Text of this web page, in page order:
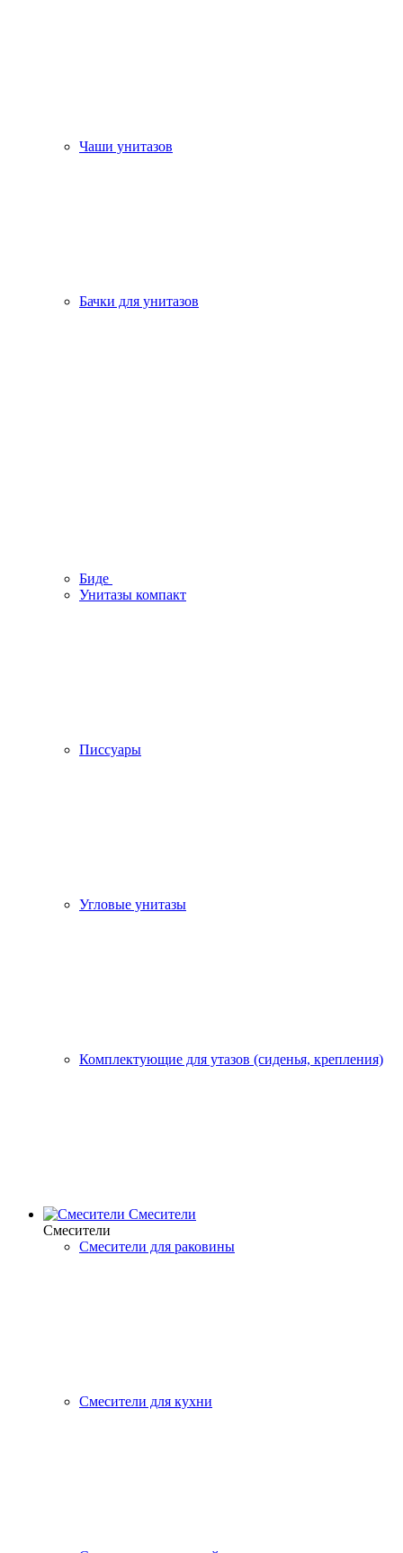
Чаши унитазов
Бачки для унитазов
Биде
Унитазы компакт
Писсуары
Угловые унитазы
Комплектующие для утазов (сиденья, крепления)
Смесители
Смесители
Смесители для раковины
Смесители для кухни